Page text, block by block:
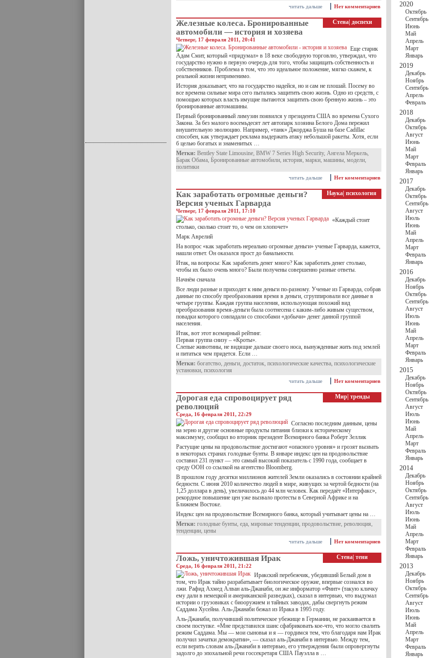
Нет комментариев
читать дальше
Стена| доспехи
Железные колеса. Бронированные
автомобили — история и хозяева
Четверг, 17 февраля 2011, 20:41
Еще старик
Адам Смит, который «придумал» в 18 веке свободную торговлю, утверждал, что
государство нужно в первую очередь для того, чтобы защищать собственность и
собственников. Проблема в том, что это идеальное положение, мягко скажем, к
реальной жизни неприменимо.
История доказывает, что на государство надейся, но и сам не плошай. Посему во
все времена сильные мира сего пытались защитить свою жизнь. Одно из средств, с
помощью которых власть имущие пытаются защитить свою бренную жизнь – это
бронированные автомашины.
Первый бронированный лимузин появился у президента США во времена Сухого
Закона. За без малого восемьдесят лет автопарк хозяина Белого Дома пережил
внушительную эволюцию. Например, «танк» Джорджа Буша на базе Cadillac
способен, как утверждает реклама выдержать атаку небольшой ракеты. Хотя, если
б целью богатых и знаменитых …
Метки: Bentley State Limousine, BMW 7 Series High Security, Ангела Меркель,
Барак Обама, Бронированные автомобили, история, марки, машины, модели,
политики
Нет комментариев
читать дальше
Наука психология
Как заработать огромные деньги?
Версия ученых Гарварда
Четверг, 17 февраля 2011, 17:10
«Каждый стоит
столько, сколько стоит то, о чем он хлопочет»
Марк Аврелий
На вопрос «как заработать нереально огромные деньги» ученые Гарварда, кажется,
нашли ответ. Он оказался прост до банальности.
Итак, на вопросы: Как заработать денег много? Как заработать денег столько,
чтобы их было очень много? Были получены совершенно разные ответы.
Начнём сначала
Все люди разные и приходят к ним деньги по-разному. Ученые из Гарварда, собрав
данные по способу преобразования время в деньги, сгруппировали все данные в
четыре группы. Каждая группа населения, использующая похожий вид
преобразования время-деньги была соотнесена с каким-либо живым существом,
повадки которого совпадали со способами «добычи» денег данной группой
населения.
Итак, вот этот всемирный рейтинг.
Первая группа снизу – «Кроты».
Слепые животины, не видящие дальше своего носа, вынужденные жить под землей
и питаться чем придется. Если …
Метки: богатство, деньги, достаток, психологические качества, психологические
установки, психология
Нет комментариев
читать дальше
Мир| тренды
Дорогая еда спровоцирует ряд
революций
Среда, 16 февраля 2011, 22:29
Согласно последним данным, цены
на зерно и другие основные продукты питания близки к историческому
максимуму, сообщил во вторник президент Всемирного банка Роберт Зеллик
Растущие цены на продовольствие достигают «опасного уровня» и грозят вызвать
в некоторых странах голодные бунты. В январе индекс цен на продовольствие
составил 231 пункт — это самый высокий показатель с 1990 года, сообщает в
среду ООН со ссылкой на агентство Bloomberg.
В прошлом году десятки миллионов жителей Земли оказались в состоянии крайней
бедности. С июня 2010 количество людей в мире, живущих за чертой бедности (на
1,25 доллара в день), увеличилось до 44 млн человек. Как передаёт «Интерфакс»,
рекордное повышение цен уже вызвало протесты в Северной Африке и на
Ближнем Востоке.
Индекс цен на продовольствие Всемирного банка, который учитывает цены на …
Метки: голодные бунты, еда, мировые тенденции, продовольствие, революция,
тенденции, цены
Нет комментариев
читать дальше
Стена тени
Ложь, уничтожившая Ирак
Среда, 16 февраля 2011, 21:22
Иракский перебежчик, убедивший Белый дом в
том, что Ирак тайно разрабатывает биологическое оружие, впервые сознался во
лжи. Рафид Ахмед Алван аль-Джанаби, он же информатор «Финт» (такую кличку
ему дали в немецкой и американской разведках), сказал в интервью, что выдумал
истории о грузовиках с биооружием и тайных заводах, дабы свергнуть режим
Саддама Хусейна. Аль-Джанаби бежал из Ирака в 1995 году.
Аль-Джанаби, получивший политическое убежище в Германии, не раскаивается в
своем поступке. «Мне представился шанс сфабриковать кое-что, что могло свалить
режим Саддама. Мы — мои сыновья и я — гордимся тем, что благодаря нам Ирак
получил зачатки демократии», — сказал аль-Джанаби в интервью. Между тем,
если верить словам аль-Джанаби в интервью, его утверждения были опровергнуты
задолго до эпохальной речи госсекретаря США Пауэлла в …
2020
Октябрь
Сентябрь
Июнь
Май
Апрель
Март
Январь
2019
Декабрь
Ноябрь
Сентябрь
Апрель
Февраль
2018
Декабрь
Октябрь
Август
Июнь
Май
Март
Февраль
Январь
2017
Декабрь
Октябрь
Сентябрь
Август
Июль
Июнь
Май
Апрель
Март
Февраль
Январь
2016
Декабрь
Ноябрь
Октябрь
Сентябрь
Август
Июль
Июнь
Май
Апрель
Март
Февраль
Январь
2015
Декабрь
Ноябрь
Октябрь
Сентябрь
Август
Июль
Июнь
Май
Апрель
Март
Февраль
Январь
2014
Декабрь
Ноябрь
Октябрь
Сентябрь
Август
Июль
Июнь
Май
Апрель
Март
Февраль
Январь
2013
Декабрь
Ноябрь
Октябрь
Сентябрь
Август
Июль
Июнь
Май
Апрель
Март
Февраль
Январь